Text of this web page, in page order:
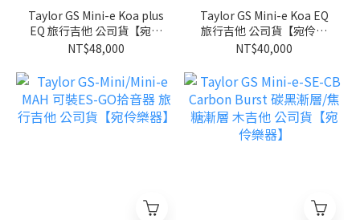
Taylor GS Mini-e Koa plus
EQ 旅行吉他 公司貨【宛伶
樂器】
NT$48,000
Taylor GS Mini-e Koa EQ
旅行吉他 公司貨【宛伶樂
器】
NT$40,000